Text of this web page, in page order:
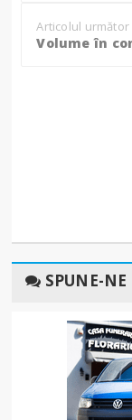
Articolul următor
SPUNE-